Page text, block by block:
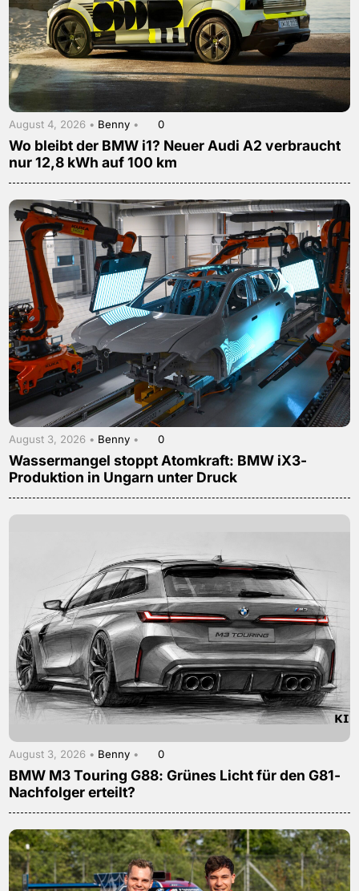
August 4, 2026 • Benny • 0
Wo bleibt der BMW i1? Neuer Audi A2 verbraucht
nur 12,8 kWh auf 100 km
August 3, 2026 • Benny • 0
Wassermangel stoppt Atomkraft: BMW iX3-
Produktion in Ungarn unter Druck
August 3, 2026 • Benny • 0
BMW M3 Touring G88: Grünes Licht für den G81-
Nachfolger erteilt?